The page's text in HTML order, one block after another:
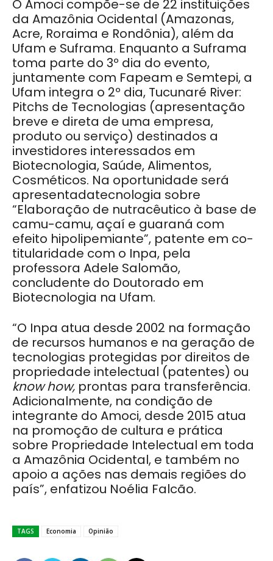
O Amoci compõe-se de 22 instituições
da Amazônia Ocidental (Amazonas,
Acre, Roraima e Rondônia), além da
Ufam e Suframa. Enquanto a Suframa
toma parte do 3º dia do evento,
juntamente com Fapeam e Semtepi, a
Ufam integra o 2º dia, Tucunaré River:
Pitchs de Tecnologias (apresentação
breve e direta de uma empresa,
produto ou serviço) destinados a
investidores interessados em
Biotecnologia, Saúde, Alimentos,
Cosméticos. Na oportunidade será
apresentadatecnologia sobre
“Elaboração de nutracêutico à base de
camu-camu, açaí e guaraná com
efeito hipolipemiante”, patente em co-
titularidade com o Inpa, pela
professora Adele Salomão,
concludente do Doutorado em
Biotecnologia na Ufam.
“O Inpa atua desde 2002 na formação
de recursos humanos e na geração de
tecnologias protegidas por direitos de
propriedade intelectual (patentes) ou
know how, prontas para transferência.
Adicionalmente, na condição de
integrante do Amoci, desde 2015 atua
na promoção de cultura e prática
sobre Propriedade Intelectual em toda
a Amazônia Ocidental, e também no
apoio a ações nas demais regiões do
país”, enfatizou Noélia Falcão.
TAGS Economia Opinião